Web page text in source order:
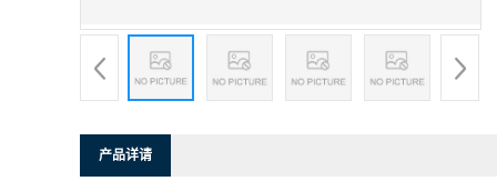
产品详请